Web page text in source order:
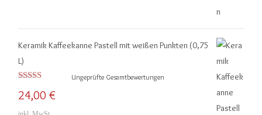
Keramik Kaffeekanne Pastell mit weißen Punkten (0,75
L)
5.00von 5
Ungeprüfte Gesamtbewertungen
24,00 €